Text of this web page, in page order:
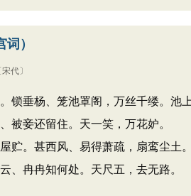
）
宋代〕
锁垂杨、笼池罩阁，万丝千缕。池
被妾还留住。天一笑，万花妒。
贮。甚西风、易得萧疏，扇鸾尘土
、冉冉知何处。天尺五，去无路。